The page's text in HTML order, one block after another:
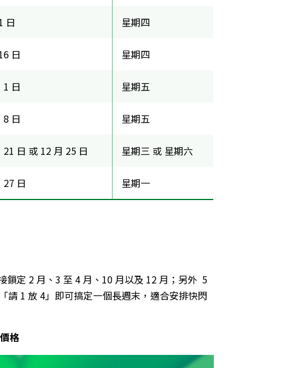
日 星期四
日 星期四
1 日 星期五
8 日 星期五
21 日 或 12 月 25 日 星期三 或 星期六
27 日 星期一
鎖定 2 月、3 至 4 月、10 月以及 12 月；另外 5
請 1 放 4」即可搞定一個長週末，適合安排快閃
格